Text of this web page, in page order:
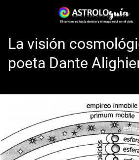
La visión
poeta Dante